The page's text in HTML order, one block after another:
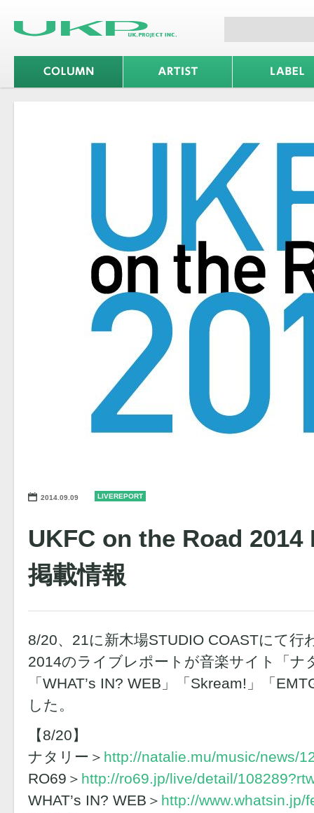
2014.09.09 LIVEREPORT
UKFC on the Road 2014
掲載情報
8/20、21に新木場STUDIO COASTにて行
2014のライブレポートが音楽サイト「ナ
「WHAT’s IN? WEB」「Skream!」「
した。
【8/20】
ナタリー＞ http://natalie.mu/music/news/
RO69＞ http://ro69.jp/live/detail/
WHAT’s IN? WEB＞ http://www.whatsin.jp/